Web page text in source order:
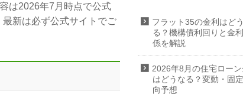
は2026年7月時点で公式
新は必ず公式サイトでご
フラット35の金利はど
る？機構債利回りと金
係を解説
2026年8月の住宅ローン
はどうなる？変動・固
向予想